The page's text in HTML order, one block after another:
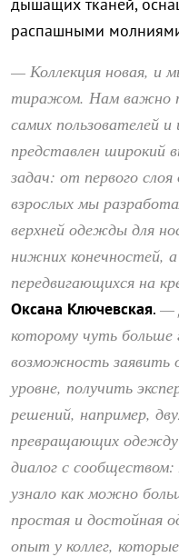
распашными
— Коллекция новая, и
тиражом. Нам важно
самих пользователей
представлен широкий
задач: от первого
взрослых мы
верхней одежды для
нижних конечностей,
передвигающихся на
Оксана Ключевская. —
которому чуть
возможность заявить
уровне, получить
решений, например,
превращающих
диалог с
узнало как можно
простая и достойная
опыт у коллег,